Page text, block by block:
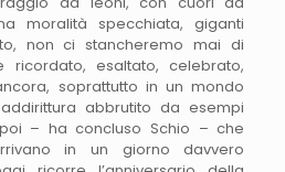
moralità specchiata, giganti
non ci stancheremo mai di
ricordato, esaltato, celebrato,
soprattutto in un mondo
abbrutito da esempi
poi – ha concluso Schio – che
in un giorno davvero